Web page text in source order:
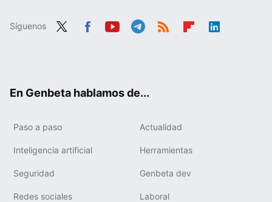
Síguenos
En Genbeta hablamos de...
Paso a paso Actualidad
Inteligencia artificial Herramientas
Seguridad Genbeta dev
Redes sociales Laboral